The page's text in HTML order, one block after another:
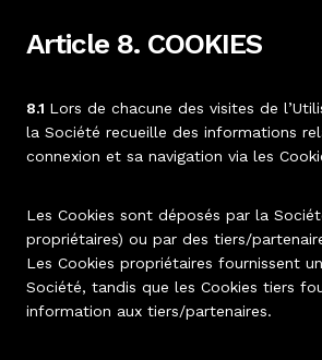
Article 8. COOKIES
8.1 Lors de chacune des visites de
la Société recueille des informations
connexion et sa navigation via les
Les Cookies sont déposés par la
propriétaires) ou par des tiers/
Les Cookies propriétaires fournissent
Société, tandis que les Cookies tiers
information aux tiers/partenaires.